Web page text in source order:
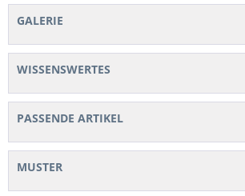
GALERIE
WISSENSWERTES
PASSENDE ARTIKEL
MUSTER